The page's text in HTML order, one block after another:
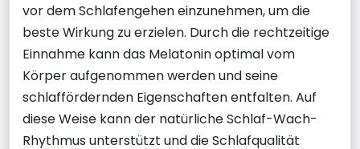
vor dem Schlafengehen einzunehmen, um die
beste Wirkung zu erzielen. Durch die rechtzeitige
Einnahme kann das Melatonin optimal vom
Körper aufgenommen werden und seine
schlaffördernden Eigenschaften entfalten. Auf
diese Weise kann der natürliche Schlaf-Wach-
Rhythmus unterstützt und die Schlafqualität